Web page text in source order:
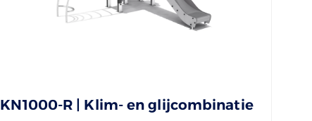
KN1000-R | Klim- en glijcombinatie